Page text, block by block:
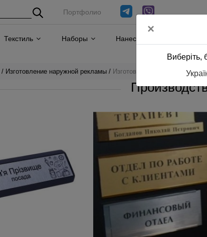
Портфолио
Текстиль Наборы Нанесение
Изготовление наружной рекламы Изготовление табличек
×
Виберіть,